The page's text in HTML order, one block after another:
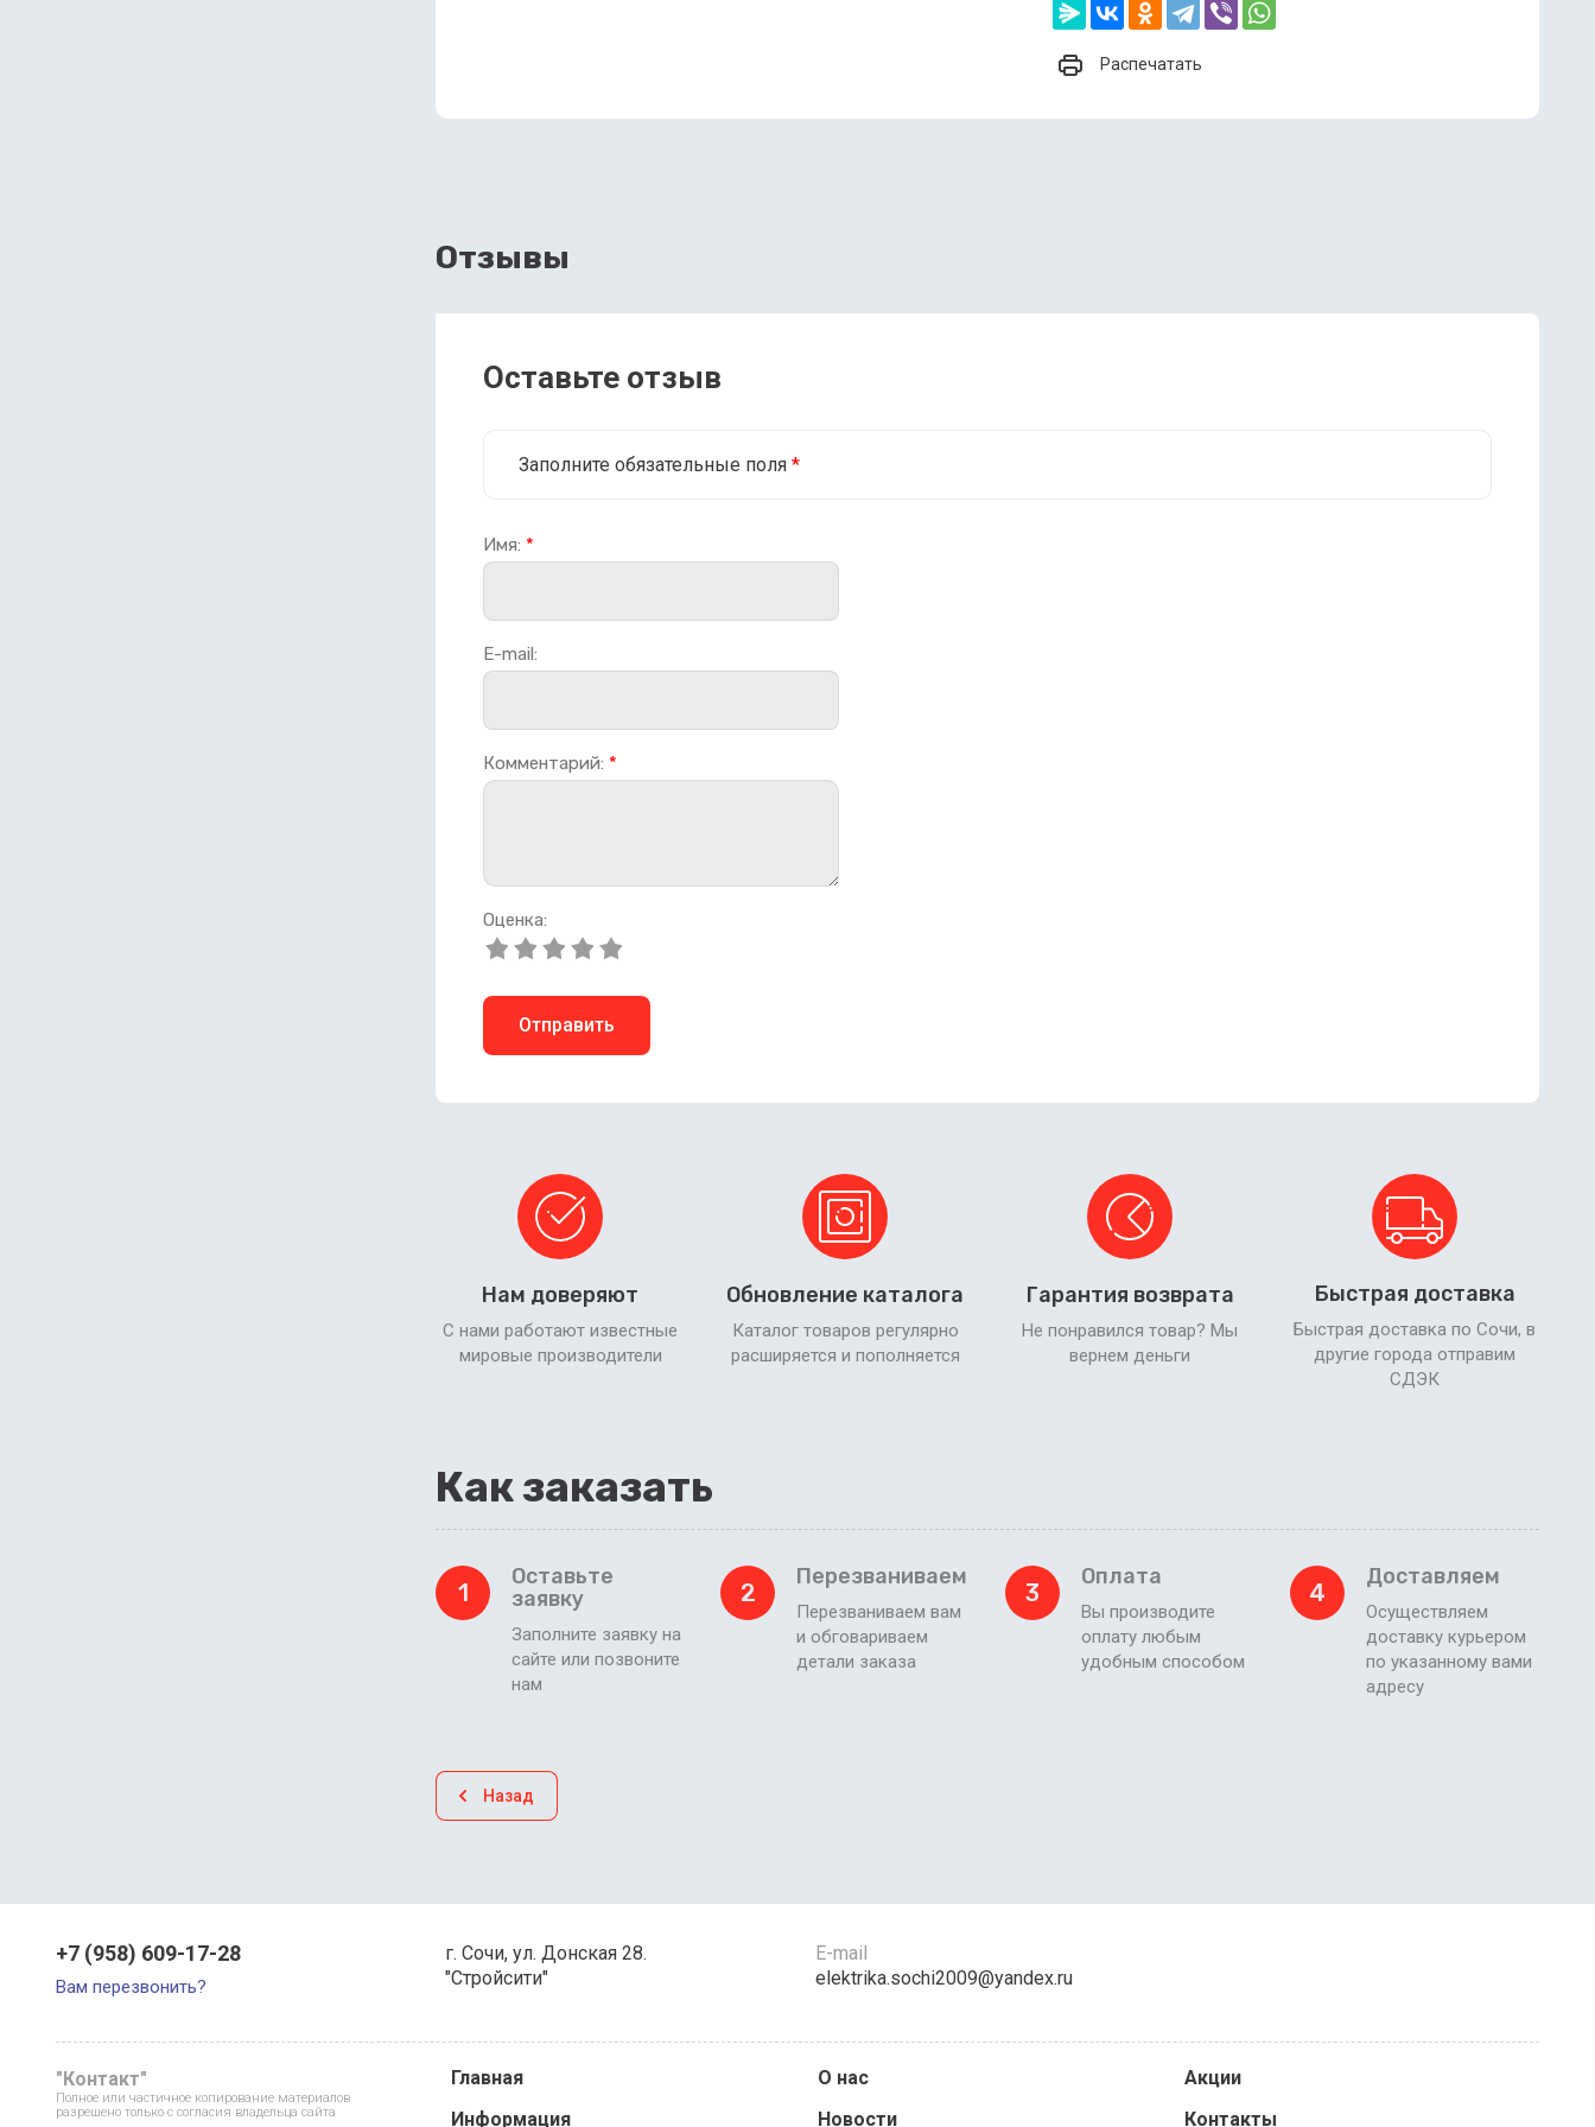
Распечатать
Отзывы
Оставьте отзыв
Заполните обязательные поля *
Имя: *
E-mail:
Комментарий: *
Оценка:
Отправить
Нам доверяют
С нами работают известные
мировые производители
Обновление каталога
Каталог товаров регулярно
расширяется и пополняется
Гарантия возврата
Не понравился товар? Мы
вернем деньги
Быстрая доставка
Быстрая доставка по Сочи, в
другие города отправим
СДЭК
Как заказать
1
Оставьте
заявку
Заполните заявку на
сайте или позвоните
нам
2
Перезваниваем
Перезваниваем вам
и обговариваем
детали заказа
3
Оплата
Вы производите
оплату любым
удобным способом
4
Доставляем
Осуществляем
доставку курьером
по указанному вами
адресу
Назад
+7 (958) 609-17-28
Вам перезвонить?
г. Сочи, ул. Донская 28.
"Стройсити"
E-mail
elektrika.sochi2009@yandex.ru
"Контакт"
Полное или частичное копирование материалов
разрешено только с согласия владельца сайта
Главная О нас
Акции
Информация
Новости Контакты